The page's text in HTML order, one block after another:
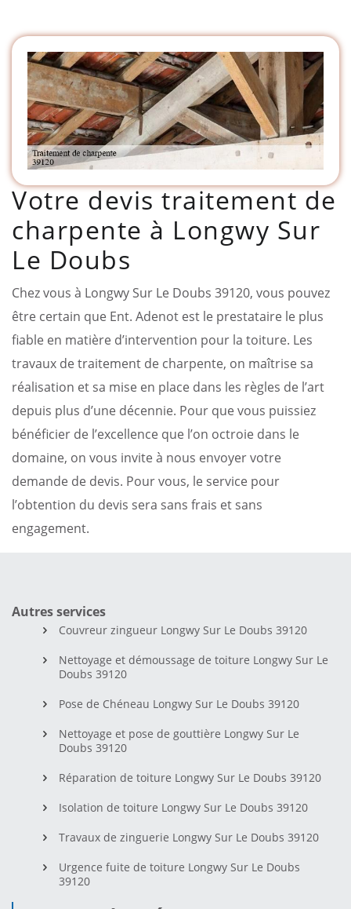
Votre devis traitement de
charpente à Longwy Sur
Le Doubs
Chez vous à Longwy Sur Le Doubs 39120, vous pouvez
être certain que Ent. Adenot est le prestataire le plus
fiable en matière d’intervention pour la toiture. Les
travaux de traitement de charpente, on maîtrise sa
réalisation et sa mise en place dans les règles de l’art
depuis plus d’une décennie. Pour que vous puissiez
bénéficier de l’excellence que l’on octroie dans le
domaine, on vous invite à nous envoyer votre
demande de devis. Pour vous, le service pour
l’obtention du devis sera sans frais et sans
engagement.
Autres services
Couvreur zingueur Longwy Sur Le Doubs 39120
Nettoyage et démoussage de toiture Longwy Sur Le
Doubs 39120
Pose de Chéneau Longwy Sur Le Doubs 39120
Nettoyage et pose de gouttière Longwy Sur Le
Doubs 39120
Réparation de toiture Longwy Sur Le Doubs 39120
Isolation de toiture Longwy Sur Le Doubs 39120
Travaux de zinguerie Longwy Sur Le Doubs 39120
Urgence fuite de toiture Longwy Sur Le Doubs
39120